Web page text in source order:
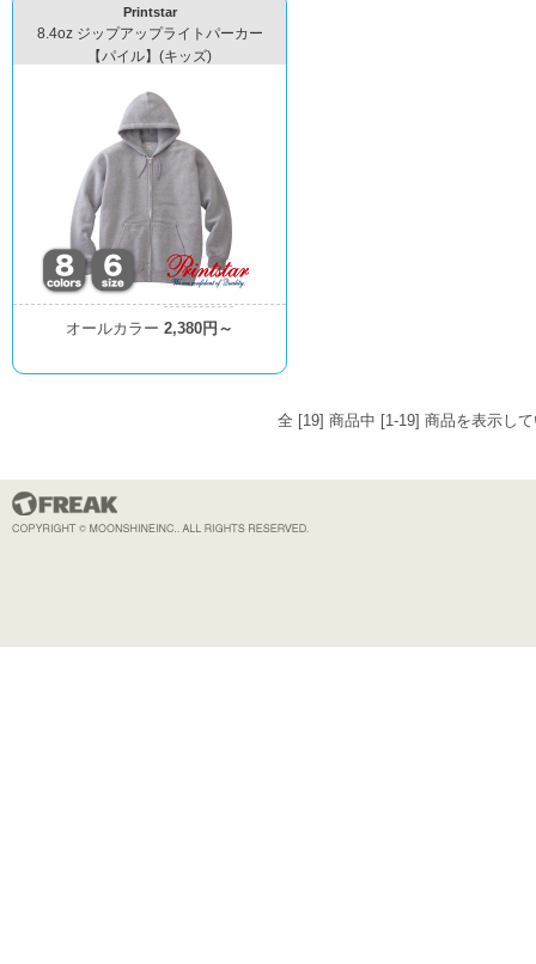
Printstar
8.4oz ジップアップライトパーカー
【パイル】(キッズ)
オールカラー 2,380円～
全 [19] 商品中 [1-19] 商品を表示し